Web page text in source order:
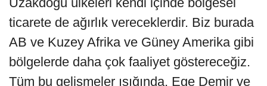
ticarete de ağırlık vereceklerdir. Biz burada
AB ve Kuzey Afrika ve Güney Amerika gibi
bölgelerde daha çok faaliyet göstereceğiz.
Tüm bu gelişmeler ışığında, Ege Demir ve